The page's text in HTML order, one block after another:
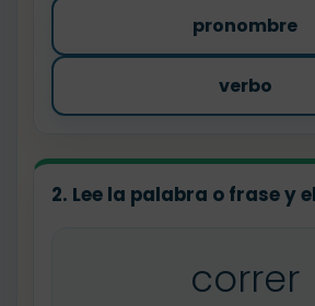
pronombre
verbo
2. Lee la palabra o frase y
correr